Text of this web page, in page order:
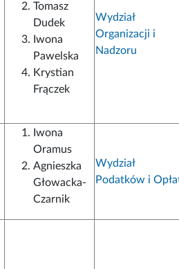
Tomasz
Dudek
Iwona
Pawelska
Krystian
Frączek
Wydział
Organizacji i
Nadzoru
Iwona
Oramus
Agnieszka
Głowacka-
Czarnik
Wydział
Podatków i